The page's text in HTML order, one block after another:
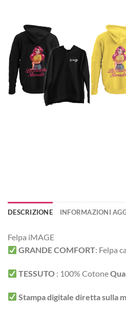
DESCRIZIONE INFORMAZIONI
Felpa iMAGE
GRANDE COMFORT: Felpa
TESSUTO : 100% Cotone
Stampa digitale diretta sulla